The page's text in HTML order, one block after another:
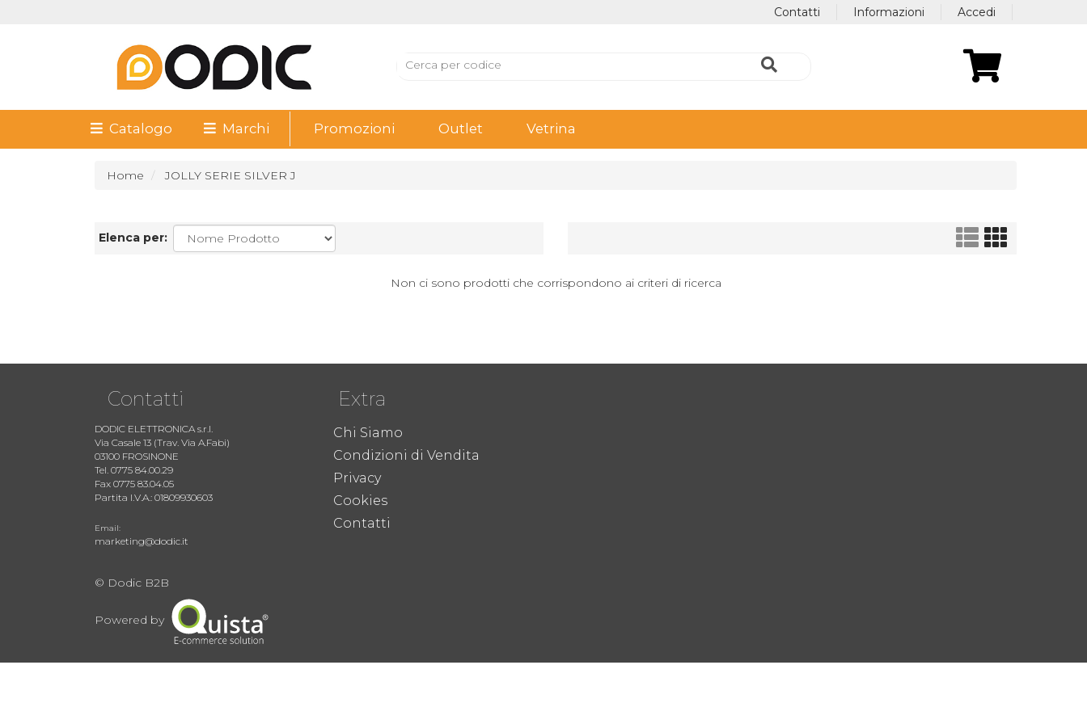
Accedi
Informazioni
Contatti
Catalogo Marchi Promozioni Outlet Vetrina
Home JOLLY SERIE SILVER J
Elenca per:
Non ci sono prodotti che corrispondono ai criteri di ricerca
Contatti
DODIC ELETTRONICA s.r.l.
Via Casale 13 (Trav. Via A.Fabi)
03100 FROSINONE
Tel. 0775 84.00.29
Fax 0775 83.04.05
Partita I.V.A.: 01809930603
Email:
marketing@dodic.it
Extra
Chi Siamo
Condizioni di Vendita
Privacy
Cookies
Contatti
© Dodic B2B
Powered by